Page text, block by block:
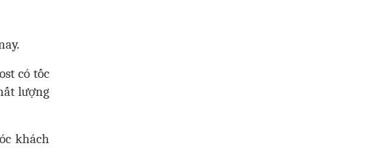
có tốc
lượng
khách